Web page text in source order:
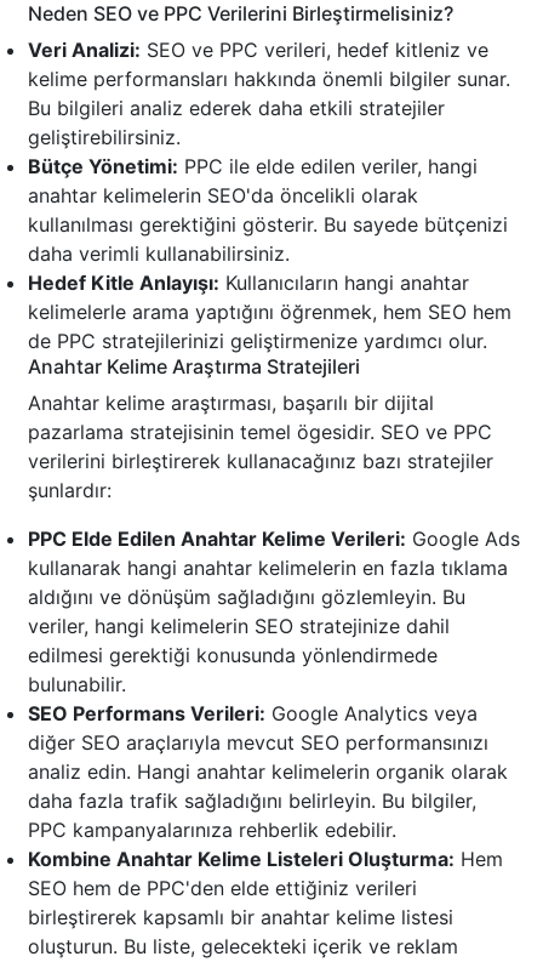
Neden SEO ve PPC Verilerini Birleştirmelisiniz?
Veri Analizi: SEO ve PPC verileri, hedef kitleniz ve
kelime performansları hakkında önemli bilgiler sunar.
Bu bilgileri analiz ederek daha etkili stratejiler
geliştirebilirsiniz.
Bütçe Yönetimi: PPC ile elde edilen veriler, hangi
anahtar kelimelerin SEO'da öncelikli olarak
kullanılması gerektiğini gösterir. Bu sayede bütçenizi
daha verimli kullanabilirsiniz.
Hedef Kitle Anlayışı: Kullanıcıların hangi anahtar
kelimelerle arama yaptığını öğrenmek, hem SEO hem
de PPC stratejilerinizi geliştirmenize yardımcı olur.
Anahtar Kelime Araştırma Stratejileri
Anahtar kelime araştırması, başarılı bir dijital
pazarlama stratejisinin temel ögesidir. SEO ve PPC
verilerini birleştirerek kullanacağınız bazı stratejiler
şunlardır:
PPC Elde Edilen Anahtar Kelime Verileri: Google Ads
kullanarak hangi anahtar kelimelerin en fazla tıklama
aldığını ve dönüşüm sağladığını gözlemleyin. Bu
veriler, hangi kelimelerin SEO stratejinize dahil
edilmesi gerektiği konusunda yönlendirmede
bulunabilir.
SEO Performans Verileri: Google Analytics veya
diğer SEO araçlarıyla mevcut SEO performansınızı
analiz edin. Hangi anahtar kelimelerin organik olarak
daha fazla trafik sağladığını belirleyin. Bu bilgiler,
PPC kampanyalarınıza rehberlik edebilir.
Kombine Anahtar Kelime Listeleri Oluşturma: Hem
SEO hem de PPC'den elde ettiğiniz verileri
birleştirerek kapsamlı bir anahtar kelime listesi
oluşturun. Bu liste, gelecekteki içerik ve reklam